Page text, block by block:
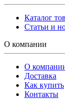
Каталог
Статьи и
О компании
О
Доставка
Как купить
Контакты